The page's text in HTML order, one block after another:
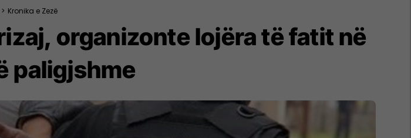
> Kronika e Zezë
organizonte lojëra të fatit në
paligjshme